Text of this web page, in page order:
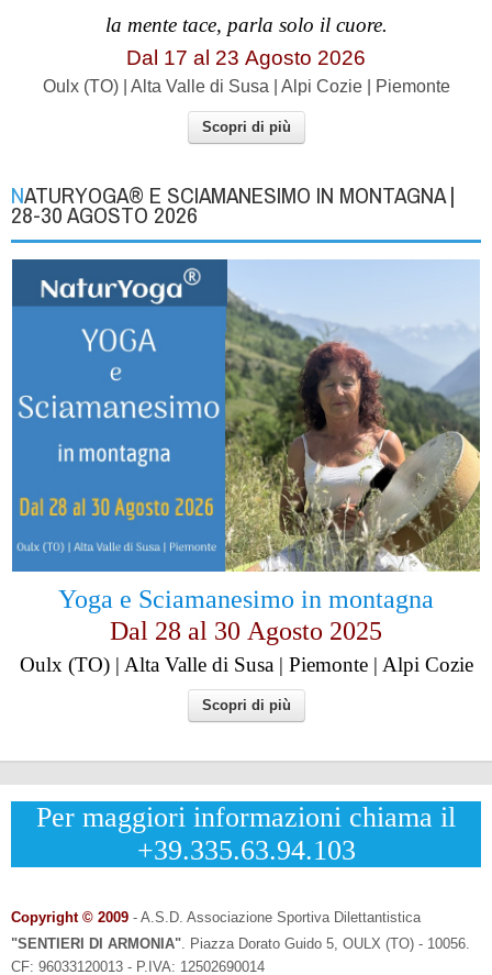
la mente tace, parla solo il cuore.
Dal 17 al 23 Agosto 2026
Oulx (TO) | Alta Valle di Susa | Alpi Cozie | Piemonte
Scopri di più
NATURYOGA® E SCIAMANESIMO IN MONTAGNA |
28-30 AGOSTO 2026
Yoga e Sciamanesimo in montagna
Dal 28 al 30 Agosto 2025
Oulx (TO) | Alta Valle di Susa | Piemonte | Alpi Cozie
Scopri di più
Per maggiori informazioni chiama il
+39.335.63.94.103
Copyright © 2009 - A.S.D. Associazione Sportiva Dilettantistica
"SENTIERI DI ARMONIA" Piazza Dorato Guido 5, OULX (TO) - 10056.
CF: 96033120013 - P.IVA: 12502690014